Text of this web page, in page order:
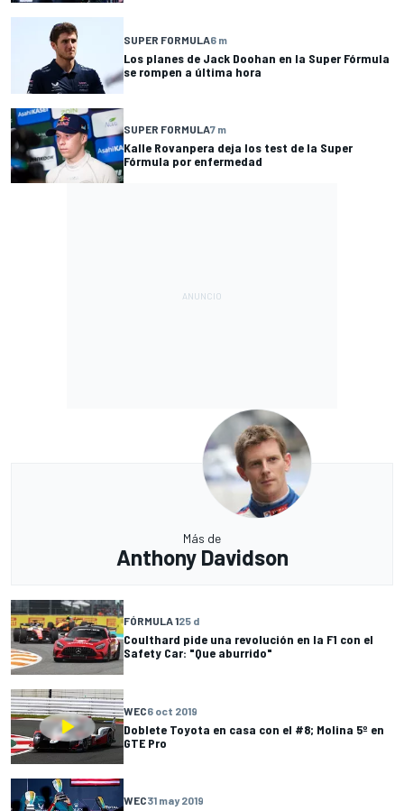
SUPER FORMULA6 m
Los planes de Jack Doohan en la Super Fórmula
se rompen a última hora
SUPER FORMULA7 m
Kalle Rovanpera deja los test de la Super
Fórmula por enfermedad
Más de
Anthony Davidson
FÓRMULA 125 d
Coulthard pide una revolución en la F1 con el
Safety Car: "Que aburrido"
WEC6 oct 2019
Doblete Toyota en casa con el #8; Molina 5º en
GTE Pro
WEC31 may 2019